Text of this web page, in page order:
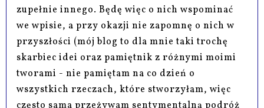
zupełnie innego. Będę więc o nich wspominać
we wpisie, a przy okazji nie zapomnę o nich w
przyszłości (mój blog to dla mnie taki trochę
skarbiec idei oraz pamiętnik z różnymi moimi
tworami - nie pamiętam na co dzień o
wszystkich rzeczach, które stworzyłam, więc
często sama przeżywam sentymentalną podróż